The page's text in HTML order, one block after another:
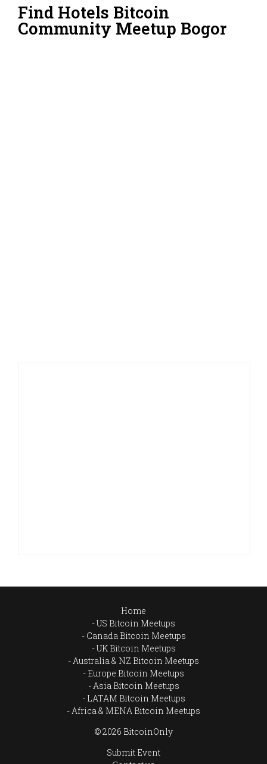
Find Hotels Bitcoin
Community Meetup Bogor
Home
US Bitcoin Meetups
Canada Bitcoin Meetups
UK Bitcoin Meetups
Australia & NZ Bitcoin Meetups
Europe Bitcoin Meetups
Asia Bitcoin Meetups
LATAM Bitcoin Meetups
Africa & MENA Bitcoin Meetups
© 2026 BitcoinOnly
Submit Event